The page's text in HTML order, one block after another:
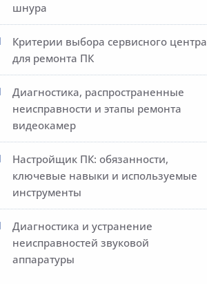
шнура
Критерии выбора сервисного центра
для ремонта ПК
Диагностика, распространенные
неисправности и этапы ремонта
видеокамер
Настройщик ПК: обязанности,
ключевые навыки и используемые
инструменты
Диагностика и устранение
неисправностей звуковой
аппаратуры